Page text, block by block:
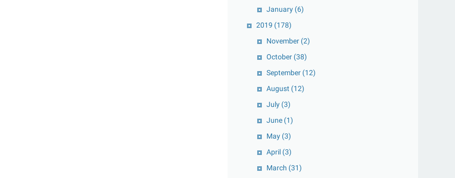
January (6)
2019 (178)
November (2)
October (38)
September (12)
August (12)
July (3)
June (1)
May (3)
April (3)
March (31)